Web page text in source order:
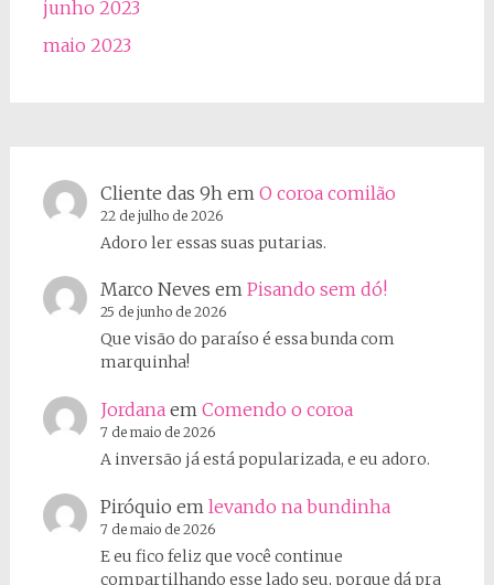
junho 2023
maio 2023
Cliente das 9h em O coroa comilão
22 de julho de 2026
Adoro ler essas suas putarias.
Marco Neves em Pisando sem dó!
25 de junho de 2026
Que visão do paraíso é essa bunda com
marquinha!
Jordanaem Comendo o coroa
7 de maio de 2026
A inversão já está popularizada, e eu adoro.
Piróquio em levando na bundinha
7 de maio de 2026
E eu fico feliz que você continue
compartilhando esse lado seu, porque dá pra